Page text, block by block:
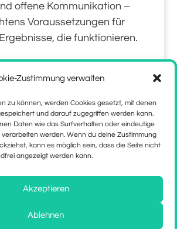
Zustimmung verwalten
zu können, werden Cookies gesetzt, mit denen
und darauf zugegriffen werden kann.
Daten wie das Surfverhalten oder eindeutige
werden. Wenn du deine Zustimmung
kann es möglich sein, dass die Seite nicht
angezeigt werden kann.
Akzeptieren
Ablehnen
offene Kommunikation –
Voraussetzungen für
die funktionieren.
meinerLeistungenund eine
sind auf den
und unverbindliches
du bereits ein Anliegen hast
erfahren möchtest!